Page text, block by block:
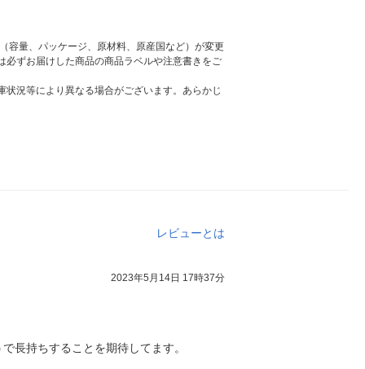
容量、パッケージ、原材料、原産国など）が変更
ずお届けした商品の商品ラベルや注意書きをご
況等により異なる場合がございます。あらかじ
レビューとは
2023年5月14日 17時37分
長持ちすることを期待してます。